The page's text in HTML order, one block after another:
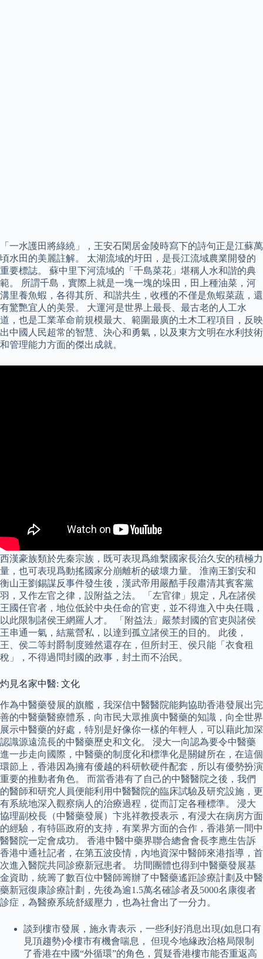
「一水護田將綠繞」，王安石閑居金陵時寫下的詩句正是江蘇萬
頃水田的美麗註解。 太湖流域的圩田，是長江流域農業開發的
重要標誌。 蘇中里下河流域的「千島菜花」堪稱人水和諧的典
範。 所謂千島，實際上就是一塊一塊的垛田，田上種油菜，河
溝里養魚蝦，各得其所、和諧共生，收穫的不僅是魚蝦菜蔬，還
有驚艷宜人的美景。 大運河是世界上最長、最古老的人工水
道，也是工業革命前規模最大、範圍最廣的土木工程項目，反映
出中國人民超常的智慧、決心和勇氣，以及東方文明在水利技術
和管理能力方面的傑出成就。
西漢豪族類於先秦宗族，既可表現爲維繫國家長治久安的積極力
量，也可表現爲動搖國家分崩離析的破壞力量。 淮南王劉安和
衡山王劉錫謀反事件發生後，漢武帝用嚴酷手段肅清其賓客黨
羽，又作左官之律，設附益之法。 「左官律」規定，凡在諸侯
王國任官者，地位低於中央任命的官吏，並不得進入中央任職，
以此限制諸侯王網羅人才。 「附益法」嚴禁封國的官吏與諸侯
王串通一氣，結黨營私，以達到孤立諸侯王的目的。 此後，
王、侯二等封爵制度雖然還存在，但所封王、侯只能「衣食租
稅」，不得過問封國的政事，封土而不治民。
灼見名家中醫: 文化
作為中醫藥發展的旗艦，我深信中醫醫院能夠協助香港發展出完
善的中醫藥醫療體系，向市民大眾推廣中醫藥的知識，向全世界
展示中醫藥的好處，特別是好像你一樣的年輕人，可以藉此加深
認識源遠流長的中醫藥歷史和文化。 浸大一向認為要令中醫藥
進一步走向國際，中醫藥的制度化和標準化是關鍵所在，在這個
環節上，香港因為擁有優越的科研軟硬件配套，所以有優勢扮演
重要的推動者角色。 而當香港有了自己的中醫醫院之後，我們
的醫師和研究人員便能利用中醫醫院的臨床試驗及研究設施，更
有系統地深入觀察病人的治療過程，從而訂定各種標準。 浸大
協理副校長（中醫藥發展）卞兆祥教授表示，有浸大在病房方面
的經驗，有特區政府的支持，有業界方面的合作，香港第一間中
醫醫院一定會成功。 香港中醫中藥界聯合總會會長李應生告訴
香港中通社記者，在第五波疫情，內地資深中醫師來港指導，首
次進入醫院共同診療新冠患者。 坊間團體也得到中醫藥發展基
金資助，統籌了數百位中醫師籌辦了中醫藥遙距診療計劃及中醫
藥新冠復康診療計劃，先後為逾1.5萬名確診者及5000名康復者
診症，為醫療系統舒緩壓力，也為社會出了一分力。
談到樓市發展，施永青表示，一些利好消息出現(如息口有
見頂趨勢)令樓市有機會喘息， 但現今地緣政治格局限制
了香港在中國“外循環”的角色，質疑香港樓市能否重返高